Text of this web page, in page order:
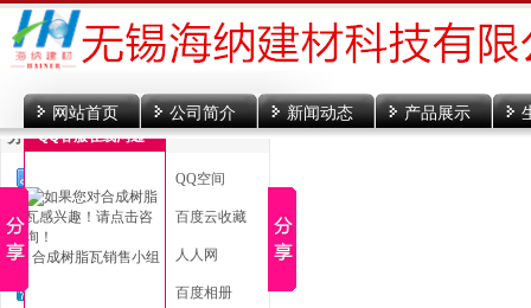
网站首页 公司简介 新闻动态 产品展示
分享到
QQ空间
新浪微博 百度云收藏
微信 人人网
百度相册
QQ客服在线沟通
合成树脂瓦销售小组